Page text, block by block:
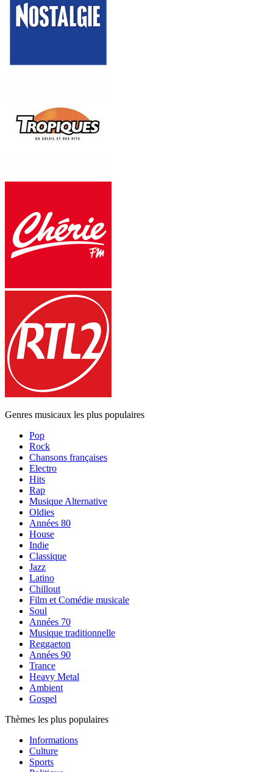
Genres musicaux les plus populaires
Pop
Rock
Chansons françaises
Electro
Hits
Rap
Musique Alternative
Oldies
Années 80
House
Indie
Classique
Jazz
Latino
Chillout
Film et Comédie musicale
Soul
Années 70
Musique traditionnelle
Reggaeton
Années 90
Trance
Heavy Metal
Ambient
Gospel
Thèmes les plus populaires
Informations
Culture
Sports